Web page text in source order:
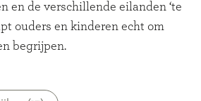
en de verschillende eilanden ‘te
ouders en kinderen echt om
begrijpen.